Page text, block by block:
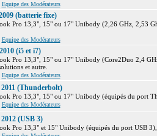
Equipe des Modérateurs
(batterie fixe)
Pro 13,3", 15" ou 17" Unibody (2,26 GHz, 2,53
Equipe des Modérateurs
(i5 et i7)
Pro 13,3", 15" ou 17" Unibody (Core2Duo 2,4
et autre.
Equipe des Modérateurs
(Thunderbolt)
Pro 13,3", 15" ou 17" Unibody (équipés du port
Equipe des Modérateurs
(USB 3)
Pro 13,3" et 15" Unibody (équipés du port USB